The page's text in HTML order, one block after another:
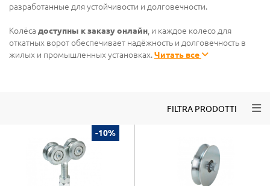
разработанные для устойчивости и долговечности.
Колёса доступны к заказу онлайн , и каждое колесо для
откатных ворот обеспечивает надёжность и долговечность в
жилых и промышленных установках.Читать все
FILTRA PRODOTTI
-10%